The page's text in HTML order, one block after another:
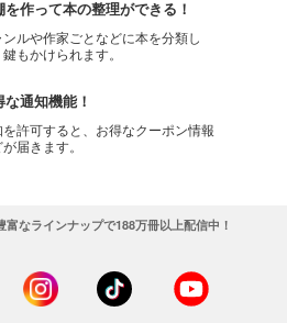
を作って本の整理ができる！
ンルや作家ごとなどに本を分類し
もかけられます。
な通知機能！
許可すると、お得なクーポン情報
届きます。
なラインナップで188万冊以上配信中！